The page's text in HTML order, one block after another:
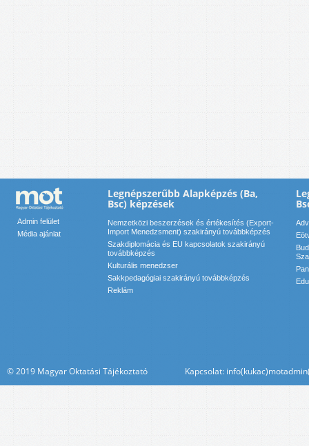
Admin felület
Média ajánlat
Legnépszerűbb Alapképzés (Ba,
Bsc) képzések
Nemzetközi beszerzések és értékesítés (Export-
Import Menedzsment) szakirányú továbbképzés
Szakdiplomácia és EU kapcsolatok szakirányú
továbbképzés
Kulturális menedzser
Sakkpedagógiai szakirányú továbbképzés
Reklám
© 2019 Magyar Oktatási Tájékoztató Kapcsolat: